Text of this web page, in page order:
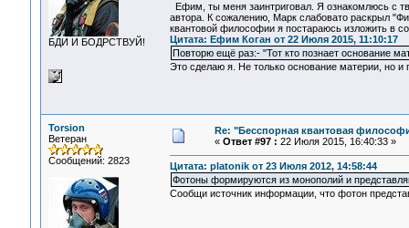
БДИ И БОДРСТВУЙ!
Ефим, ты меня заинтриговал. Я ознакомлюсь с
автора. К сожалению, Марк слабовато раскрыл
квантовой философии я постараюсь изложить в
Цитата: Ефим Коган от 22 Июля 2015, 11:10:17
Повторю ещё раз:- "Тот кто познает основание
Это сделаю я. Не только основание материи, но и
Torsion
Ветеран
Сообщений: 2823
Re: "Бесспорная квантовая
« Ответ #97 : 22 Июля 2015, 16:40:33 »
Цитата: platonik от 23 Июля 2012, 14:58:44
Фотоны формируются из монополий и
Сообщи источник информации, что фотон